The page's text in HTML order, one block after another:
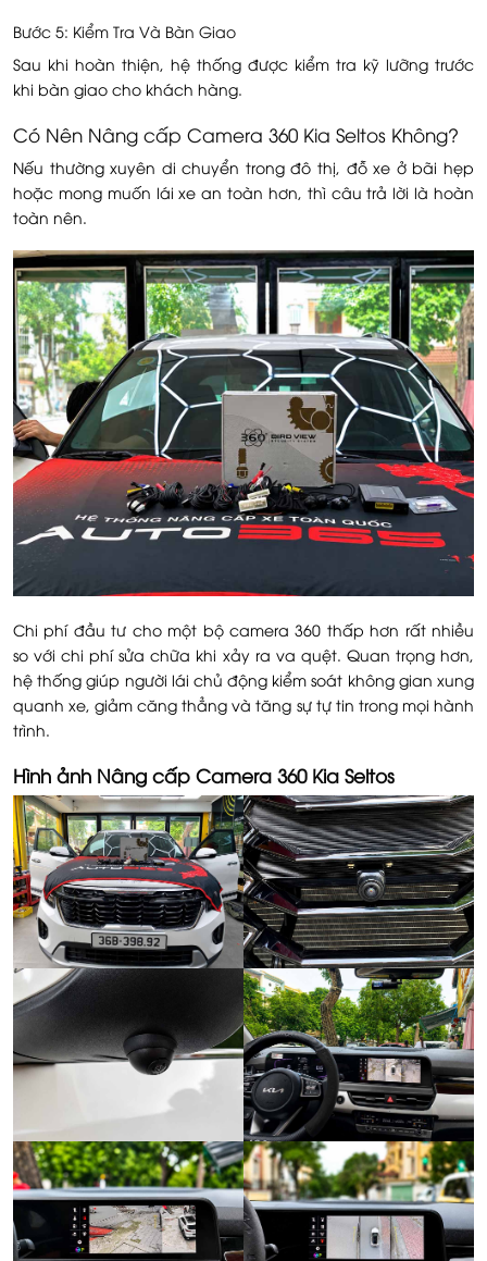
Bước 5: Kiểm Tra Và Bàn Giao
Sau khi hoàn thiện, hệ thống được kiểm tra kỹ lưỡng trước
khi bàn giao cho khách hàng.
Có Nên Nâng cấp Camera 360 Kia Seltos Không?
Nếu thường xuyên di chuyển trong đô thị, đỗ xe ở bãi hẹp
hoặc mong muốn lái xe an toàn hơn, thì câu trả lời là hoàn
toàn nên.
Chi phí đầu tư cho một bộ camera 360 thấp hơn rất nhiều
so với chi phí sửa chữa khi xảy ra va quệt. Quan trọng hơn,
hệ thống giúp người lái chủ động kiểm soát không gian xung
quanh xe, giảm căng thẳng và tăng sự tự tin trong mọi hành
trình.
Hình ảnh Nâng cấp Camera 360 Kia Seltos